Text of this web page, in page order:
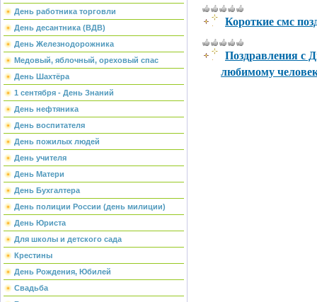
День работника торговли
День десантника (ВДВ)
День Железнодорожника
Медовый, яблочный, ореховый спас
День Шахтёра
1 сентября - День Знаний
День нефтяника
День воспитателя
День пожилых людей
День учителя
День Матери
День Бухгалтера
День полиции России (день милиции)
День Юриста
Для школы и детского сада
Крестины
День Рождения, Юбилей
Свадьба
Короткие смс
Поздравления с
любимому